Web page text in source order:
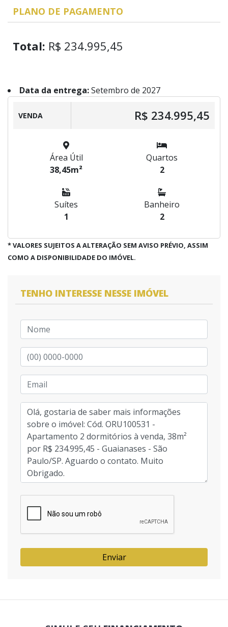
PLANO DE PAGAMENTO
Total: R$ 234.995,45
Data da entrega:Setembro de 2027
VENDA R$ 234.995,45
Área Útil
38,45m²
Quartos
2
Suítes
1
Banheiro
2
* VALORES SUJEITOS A ALTERAÇÃO SEM AVISO PRÉVIO, ASSIM
COMO A DISPONIBILIDADE DO IMÓVEL.
TENHO INTERESSE NESSE IMÓVEL
Enviar